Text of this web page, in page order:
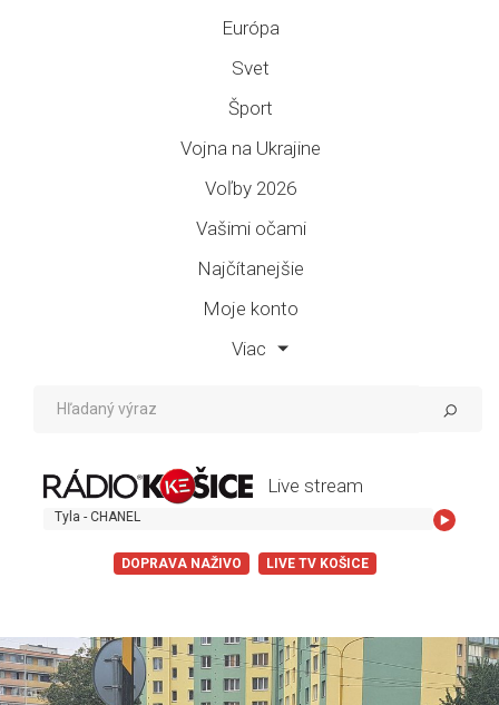
Európa
Svet
Šport
Vojna na Ukrajine
Voľby 2026
Vašimi očami
Najčítanejšie
Moje konto
Viac
Live stream
Tyla - CHANEL
DOPRAVA NAŽIVO LIVE TV KOŠICE